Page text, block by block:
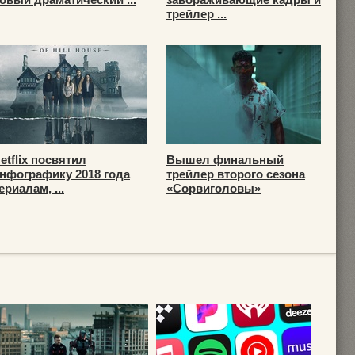
трейлер ...
посвятил
2018 года
...
Вышел финальный
трейлер второго сезона
«Сорвиголовы»